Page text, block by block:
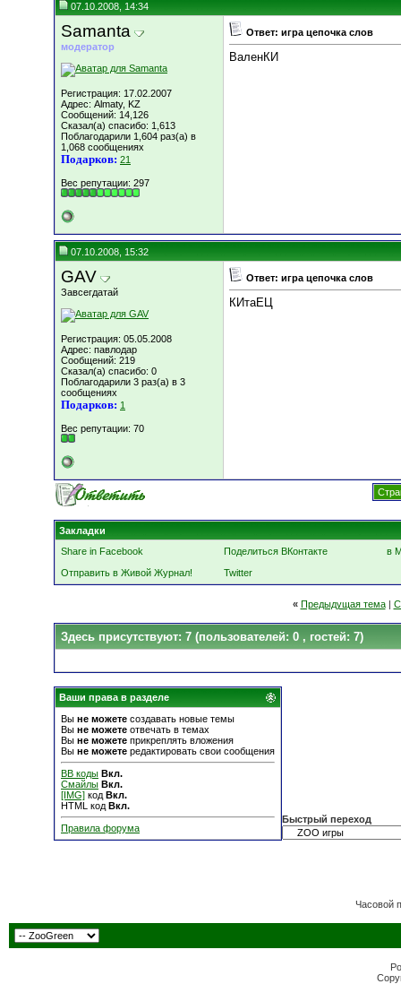
07.10.2008, 14:34
Samanta
модератор
Регистрация: 17.02.2007
Адрес: Almaty, KZ
Сообщений: 14,126
Сказал(а) спасибо: 1,613
Поблагодарили 1,604 раз(а) в
1,068 сообщениях
Подарков: 21
Вес репутации: 297
Ответ: игра цепочка слов
ВаленКИ
07.10.2008, 15:32
GAV
Завсегдатай
Регистрация: 05.05.2008
Адрес: павлодар
Сообщений: 219
Сказал(а) спасибо: 0
Поблагодарили 3 раз(а) в 3
сообщениях
Подарков: 1
Вес репутации: 70
Ответ: игра цепочка слов
КИтаЕЦ
Закладки
Share in Facebook
Поделиться ВКонтакте
в
Отправить в Живой Журнал!
Twitter
« Предыдущая тема|
Здесь присутствуют: 7 (пользователей: 0 , гостей: 7)
Ваши права в разделе
Вы не можете создавать новые темы
Вы не можете отвечать в темах
Вы не можете прикреплять вложения
Вы не можете редактировать свои сообщения
BB коды Вкл.
Смайлы Вкл.
[IMG] код Вкл.
HTML код Вкл.
Правила форума
Быстрый переход
Часовой